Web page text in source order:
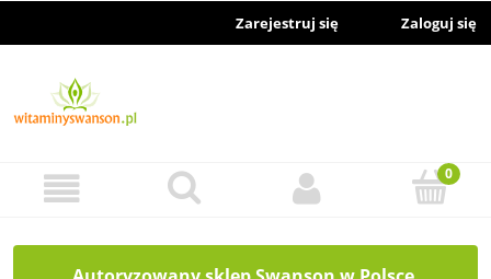
Zarejestruj się Zaloguj się